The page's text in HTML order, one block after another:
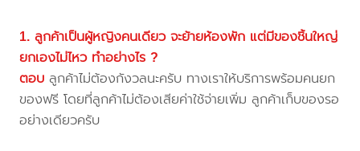
1. ลูกค้าเป็นผู้หญิงคนเดียว จะย้ายห้องพัก แต่มีของชิ้นใหญ่
ยกเองไม่ไหว ทำอย่างไร ?
ตอบ ลูกค้าไม่ต้องกังวลนะครับ ทางเราให้บริการพร้อมคนยก
ของฟรี โดยที่ลูกค้าไม่ต้องเสียค่าใช้จ่ายเพิ่ม ลูกค้าเก็บของรอ
อย่างเดียวครับ